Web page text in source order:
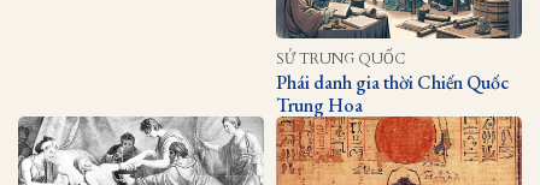
SỬ TRUNG QUỐC
Phái danh gia thời Chiến Quốc
Trung Hoa